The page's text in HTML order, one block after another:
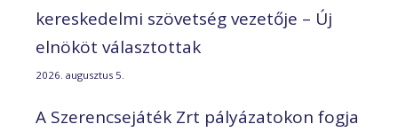
kereskedelmi szövetség vezetője – Új
elnököt választottak
2026. augusztus 5.
A Szerencsejáték Zrt pályázatokon fogja